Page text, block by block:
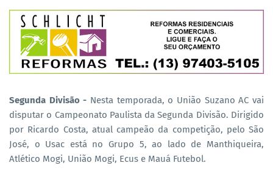
Segunda Divisão - Nesta temporada, o União Suzano AC vai
disputar o Campeonato Paulista da Segunda Divisão. Dirigido
por Ricardo Costa, atual campeão da competição, pelo São
José, o Usac está no Grupo 5, ao lado de Manthiqueira,
Atlético Mogi, União Mogi, Ecus e Mauá Futebol.